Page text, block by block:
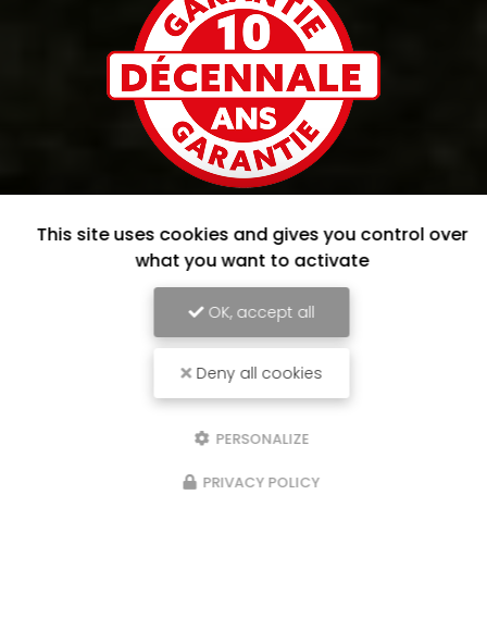
Garantie décennale 10 ans
This site uses cookies and gives you control over
what you want to activate
OK, accept all
Deny all cookies
PERSONALIZE
PRIVACY POLICY